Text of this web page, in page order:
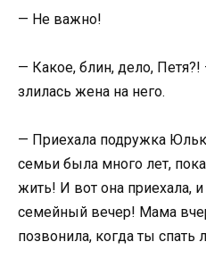
— Не важно!
— Какое, блин, дело,
злилась жена на него.
— Приехала подружка
семьи была много лет,
жить! И вот она приехала, и
семейный вечер! Мама
позвонила, когда ты спать